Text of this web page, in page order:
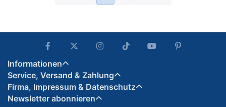
Informationen
Service, Versand & Zahlung
Firma, Impressum & Datenschutz
Newsletter abonnieren